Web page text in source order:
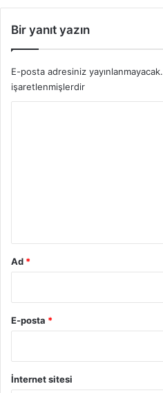
Bir yanıt yazın
E-posta adresiniz yayınlanmayacak.
işaretlenmişlerdir
Ad *
E-posta *
İnternet sitesi